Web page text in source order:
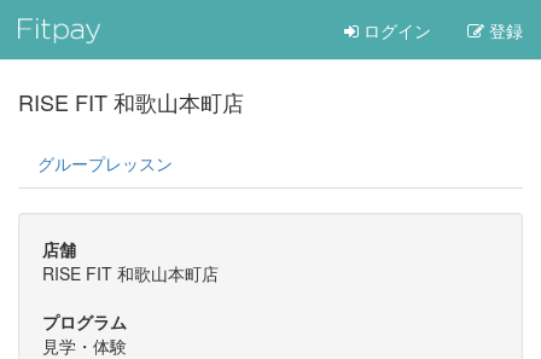
ログイン 登録
RISE FIT 和歌山本町店
グループレッスン
店舗
RISE FIT 和歌山本町店
プログラム
見学・体験